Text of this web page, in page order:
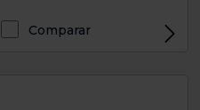
Comparar